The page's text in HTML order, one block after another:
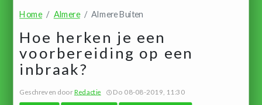
Home Almere Almere Buiten
Hoe herken je een
voorbereiding op een
inbraak?
Geschreven doorRedactie Do 08-08-2019, 11:30